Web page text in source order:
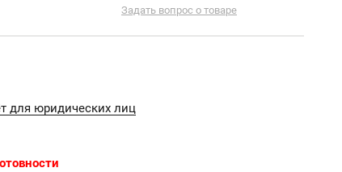
Задать вопрос о товаре
для юридических лиц